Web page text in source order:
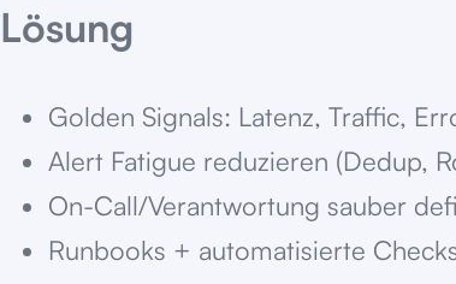
Lösung
Golden Signals: Latenz, Traffic,
Alert Fatigue reduzieren (Dedup,
On-Call/Verantwortung sauber
Runbooks + automatisierte